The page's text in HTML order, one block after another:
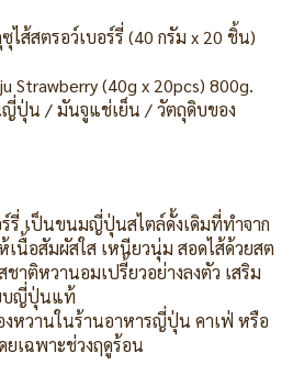
ส้สตรอว์เบอร์รี่ (40 กรัม x 20 ชิ้น)
Strawberry (40g x 20pcs) 800g.
ปุ่น / มันจูแช่เย็น / วัตถุดิบของ
ร์รี่ เป็นขนมญี่ปุ่นสไตล์ดั้งเดิมที่ทำจาก
เนื้อสัมผัสใส เหนียวนุ่ม สอดไส้ด้วยสต
าติหวานอมเปรี้ยวอย่างลงตัว เสริม
บญี่ปุ่นแท้
งหวานในร้านอาหารญี่ปุ่น คาเฟ่ หรือ
ยเฉพาะช่วงฤดูร้อน